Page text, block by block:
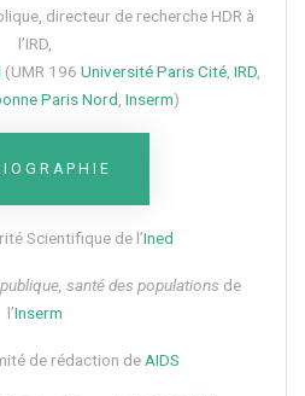
directeur de recherche HDR à
l’IRD,
(UMR 196 Université Paris Cité, IRD,
Paris Nord Inserm)
Scientifique de l’Ined
santé des populations de
l’Inserm
de rédaction de AIDS